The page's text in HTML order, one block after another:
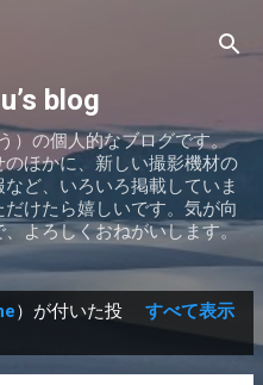
blog
）の個人的なブログです。
ほかに、新しい撮影機材の
ど、いろいろ掲載していま
けたら嬉しいです。気が向
よろしくおねがいします。
）が付いた投
すべて表示